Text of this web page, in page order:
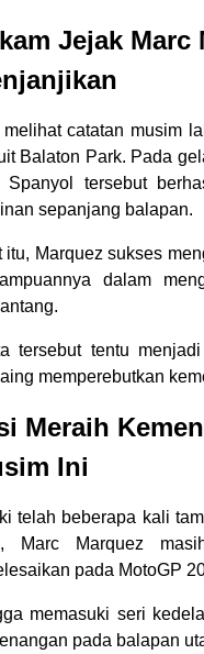
Jejak
catatan musim
Balaton Park. Pada
Spanyol tersebut
sepanjang balapan.
itu, Marquez sukses
dalam
tersebut tentu
memperebutkan
Meraih
Ini
telah beberapa kali
Marc Marquez
pada MotoGP
memasuki seri
pada balapan